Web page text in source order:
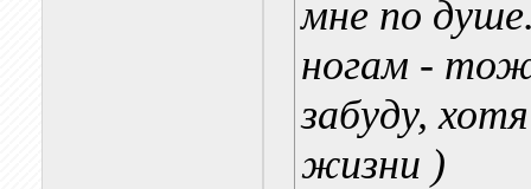
мне по
ногам -
забуду,
жизни )